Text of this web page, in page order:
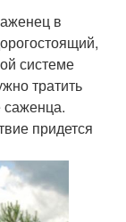
в
системе
тратить
придется